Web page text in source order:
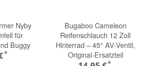
Nyby
für
Buggy
*
Bugaboo Cameleon
Reifenschlauch 12 Zoll
Hinterrad – 45° AV-Ventil,
Original-Ersatzteil
*